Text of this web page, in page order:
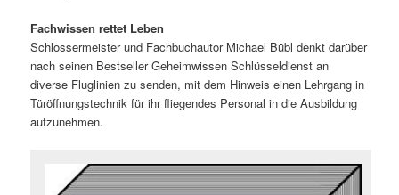
Fachwissen rettet Leben
Schlossermeister und Fachbuchautor Michael Bübl denkt darüber
nach seinen Bestseller Geheimwissen Schlüsseldienst an
diverse Fluglinien zu senden, mit dem Hinweis einen Lehrgang in
Türöffnungstechnik für ihr fliegendes Personal in die Ausbildung
aufzunehmen.